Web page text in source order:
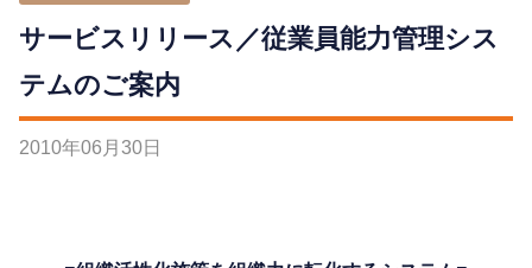
サービスリリース／従業員能力管理シス
テムのご案内
2010年06 月 30日